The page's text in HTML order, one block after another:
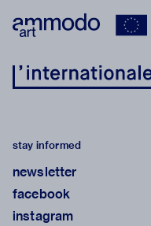
stay informed
newsletter
facebook
instagram